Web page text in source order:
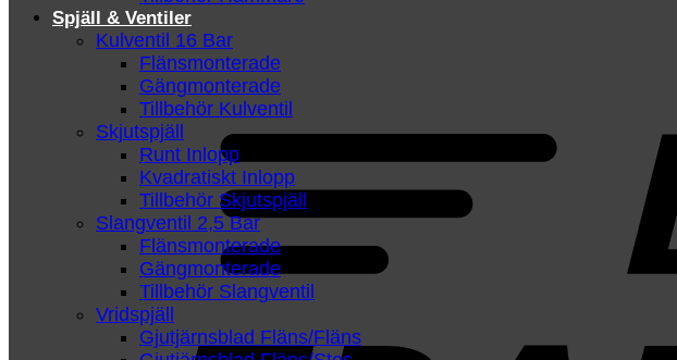
Spjäll & Ventiler
Kulventil 16 Bar
Flänsmonterade
Gängmonterade
Tillbehör Kulventil
Skjutspjäll
Runt Inlopp
Kvadratiskt Inlopp
Tillbehör Skjutspjäll
Slangventil 2,5 Bar
Flänsmonterade
Gängmonterade
Tillbehör Slangventil
Vridspjäll
Gjutjärnsblad Fläns/Fläns